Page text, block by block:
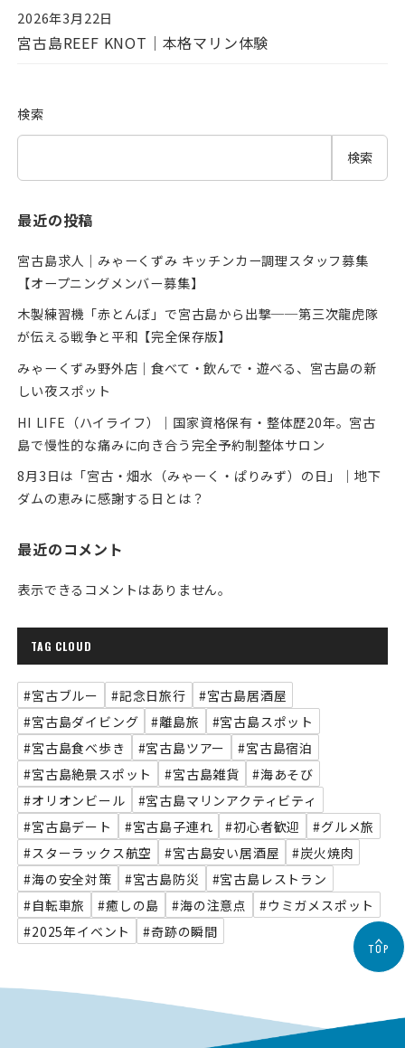
投稿日
2026年3月22日
宮古島REEF KNOT｜本格マリン体験
検索
検索
最近の投稿
宮古島求人｜みゃーくずみ キッチンカー調理スタッフ募集
【オープニングメンバー募集】
木製練習機「赤とんぼ」で宮古島から出撃──第三次龍虎隊
が伝える戦争と平和【完全保存版】
みゃーくずみ野外店｜食べて・飲んで・遊べる、宮古島の新
しい夜スポット
HI LIFE（ハイライフ）｜国家資格保有・整体歴20年。宮古
島で慢性的な痛みに向き合う完全予約制整体サロン
8月3日は「宮古・畑水（みゃーく・ぱりみず）の日」｜地下
ダムの恵みに感謝する日とは？
最近のコメント
表示できるコメントはありません。
TAG CLOUD
#宮古ブルー #記念日旅行
#宮古島居酒屋
#宮古島ダイビング
#離島旅
#宮古島スポット
#宮古島食べ歩き
#宮古島ツアー
#宮古島宿泊
#宮古島絶景スポット
#宮古島雑貨
#海あそび
#オリオンビール
#宮古島マリンアクティビティ
#宮古島デート
#宮古島子連れ #初心者歓迎
#グルメ旅
#スターラックス航空
#宮古島安い居酒屋
#炭火焼肉
#海の安全対策
#宮古島防災
#宮古島レストラン
#自転車旅
#癒しの島 #海の注意点
#ウミガメスポット
#2025年イベント
#奇跡の瞬間
TOP